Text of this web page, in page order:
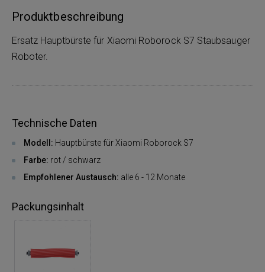
Produktbeschreibung
Ersatz Hauptbürste für Xiaomi Roborock S7 Staubsauger
Roboter.
Technische Daten
Modell: Hauptbürste für Xiaomi Roborock S7
Farbe: rot / schwarz
Empfohlener Austausch: alle 6 - 12 Monate
Packungsinhalt